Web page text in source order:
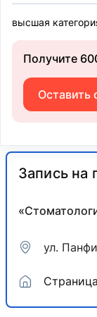
высшая
Получите
Оставить
Запись на
ул.